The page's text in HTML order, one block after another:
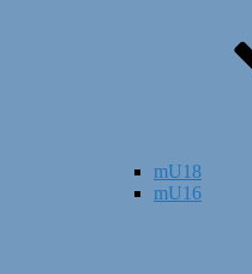
mU18
mU16